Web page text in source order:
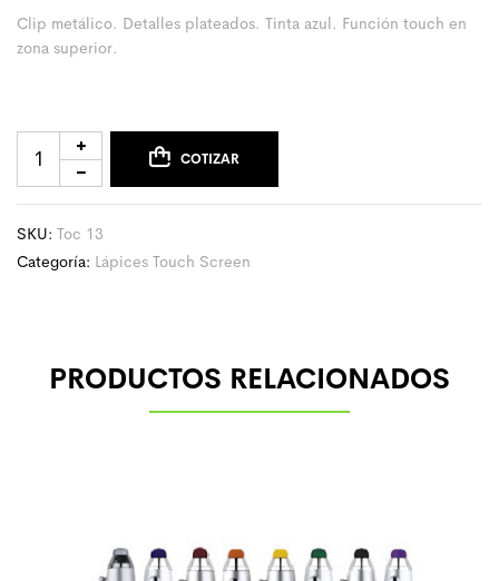
Clip metálico. Detalles plateados. Tinta azul. Función touch en
zona superior.
COTIZAR
SKU: Toc 13
Categoría: Lápices Touch Screen
PRODUCTOS RELACIONADOS